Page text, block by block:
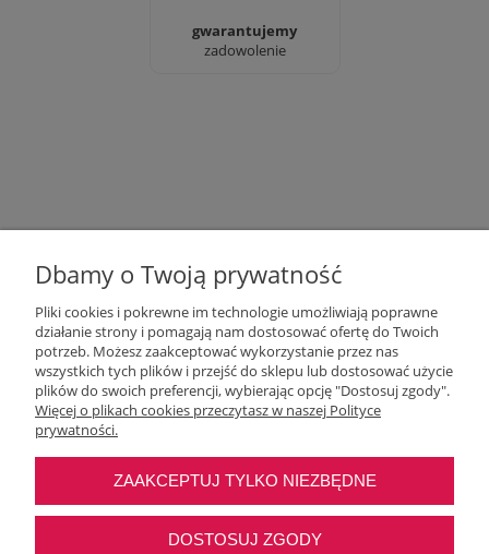
gwarantujemy
zadowolenie
Moje konto
Najczęstsze pytania
Dbamy o Twoją prywatność
Pliki cookies i pokrewne im technologie umożliwiają poprawne
działanie strony i pomagają nam dostosować ofertę do Twoich
potrzeb. Możesz zaakceptować wykorzystanie przez nas
wszystkich tych plików i przejść do sklepu lub dostosować użycie
plików do swoich preferencji, wybierając opcję "Dostosuj zgody".
Więcej o plikach cookies przeczytasz w naszej Polityce
prywatności.
ZAAKCEPTUJ TYLKO NIEZBĘDNE
DOSTOSUJ ZGODY